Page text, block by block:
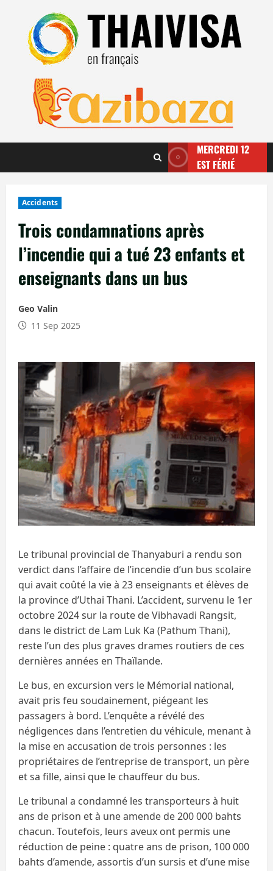
contenu
MERCREDI 12
EST FÉRIÉ
Accidents
Trois condamnations après
l’incendie qui a tué 23 enfants et
enseignants dans un bus
Geo Valin
11 Sep 2025
Le tribunal provincial de Thanyaburi a rendu son
verdict dans l’affaire de l’incendie d’un bus scolaire
qui avait coûté la vie à 23 enseignants et élèves de
la province d’Uthai Thani. L’accident, survenu le 1er
octobre 2024 sur la route de Vibhavadi Rangsit,
dans le district de Lam Luk Ka (Pathum Thani),
reste l’un des plus graves drames routiers de ces
dernières années en Thaïlande.
Le bus, en excursion vers le Mémorial national,
avait pris feu soudainement, piégeant les
passagers à bord. L’enquête a révélé des
négligences dans l’entretien du véhicule, menant à
la mise en accusation de trois personnes : les
propriétaires de l’entreprise de transport, un père
et sa fille, ainsi que le chauffeur du bus.
Le tribunal a condamné les transporteurs à huit
ans de prison et à une amende de 200 000 bahts
chacun. Toutefois, leurs aveux ont permis une
réduction de peine : quatre ans de prison, 100 000
bahts d’amende, assortis d’un sursis et d’une mise